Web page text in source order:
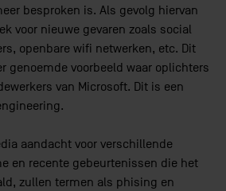
besproken is. Als gevolg hiervan
voor nieuwe gevaren zoals social
openbare wifi netwerken, etc. Dit
genoemde voorbeeld waar oplichters
van Microsoft. Dit is een
aandacht voor verschillende
en recente gebeurtenissen die het
zullen termen als phising en